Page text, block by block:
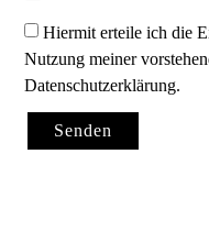
Hiermit erteile ich die
Nutzung meiner
Datenschutzerklärung.
Senden